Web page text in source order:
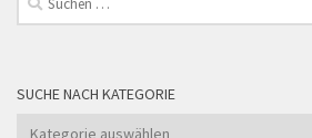
nach:
SUCHE NACH KATEGORIE
Suche